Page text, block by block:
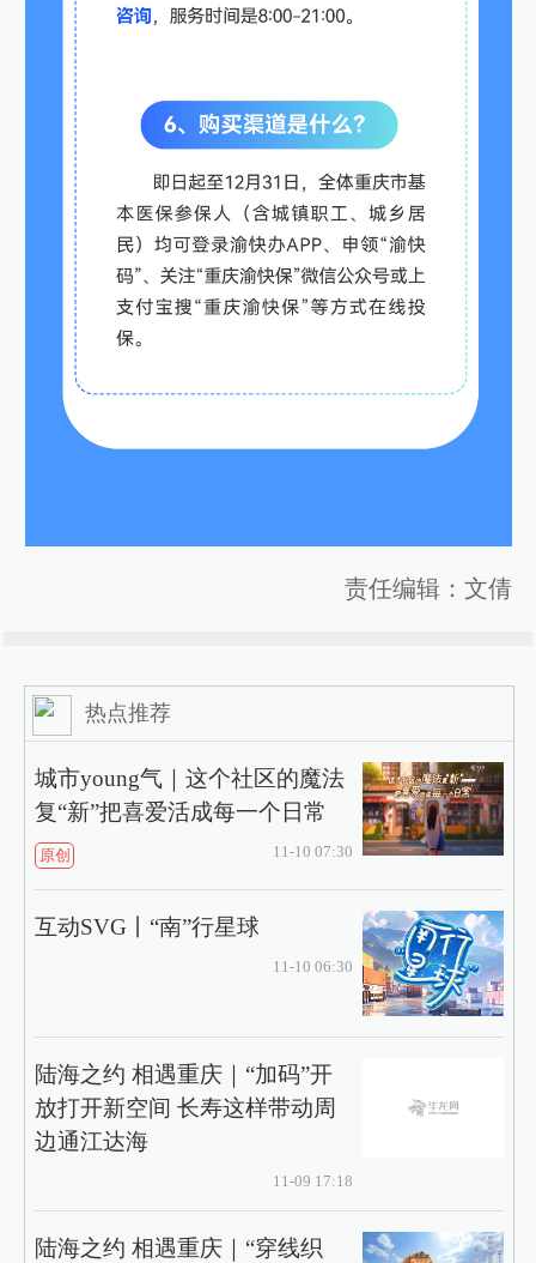
责任编辑：文倩
热点推荐
城市young气｜这个社区的魔法
复“新”把喜爱活成每一个日常
原创 11-10 07:30
互动SVG丨“南”行星球
11-10 06:30
陆海之约 相遇重庆｜“加码”开
放打开新空间 长寿这样带动周
边通江达海
11-09 17:18
陆海之约 相遇重庆｜“穿线织